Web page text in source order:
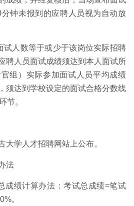
钟未报到的应聘人员视为自动放
试人数等于或少于该岗位实际招聘
聘人员面试成绩须达到本人面试所
组）实际参加面试人员平均成绩
须达到学校设定的面试合格分数线
节。
大学人才招聘网站上公布。
法
成绩计算办法：考试总成绩=笔试
。